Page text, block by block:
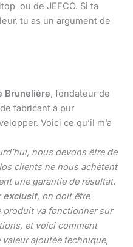
ou de JEFCO. Si ta
tu as un argument de
Brunelière, fondateur de
fabricant à pur
Voici ce qu’il m’a
nous devons être de
clients ne nous achètent
une garantie de résultat.
exclusif, on doit être
produit va fonctionner sur
et voici comment
valeur ajoutée technique,